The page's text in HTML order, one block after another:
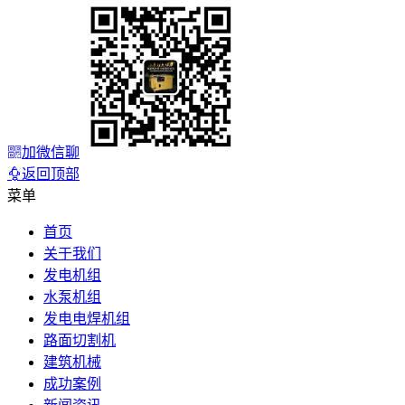
加微信聊
返回顶部
菜单
首页
关于我们
发电机组
水泵机组
发电电焊机组
路面切割机
建筑机械
成功案例